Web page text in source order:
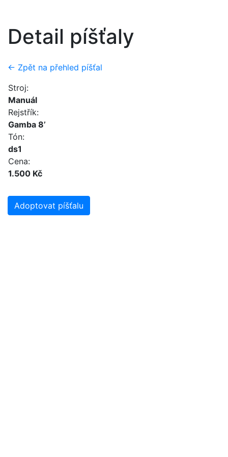
Detail píšťaly
← Zpět na přehled píšťal
Stroj:
Manuál
Rejstřík:
Gamba 8’
Tón:
ds1
Cena:
1.500 Kč
Adoptovat píšťalu